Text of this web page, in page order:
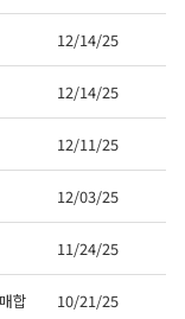
12/14/25
12/14/25
12/11/25
12/03/25
11/24/25
합
10/21/25